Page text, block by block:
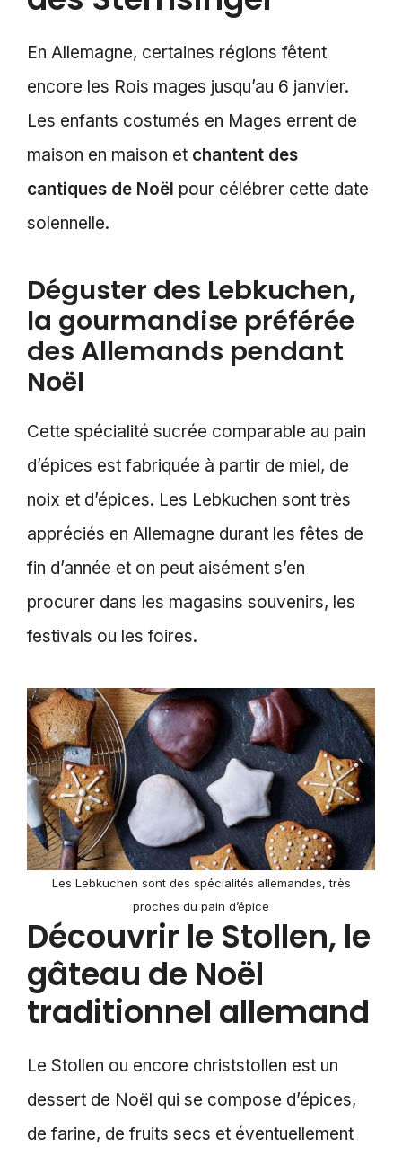
En Allemagne, certaines régions fêtent
encore les Rois mages jusqu’au 6 janvier.
Les enfants costumés en Mages errent de
maison en maison et chantent des
cantiques de Noël pour célébrer cette date
solennelle.
Déguster des Lebkuchen,
la gourmandise préférée
des Allemands pendant
Noël
Cette spécialité sucrée comparable au pain
d’épices est fabriquée à partir de miel, de
noix et d’épices. Les Lebkuchen sont très
appréciés en Allemagne durant les fêtes de
fin d’année et on peut aisément s’en
procurer dans les magasins souvenirs, les
festivals ou les foires.
Les Lebkuchen sont des spécialités allemandes, très
proches du pain d’épice
Découvrir le Stollen, le
gâteau de Noël
traditionnel allemand
Le Stollen ou encore christstollen est un
dessert de Noël qui se compose d’épices,
de farine, de fruits secs et éventuellement